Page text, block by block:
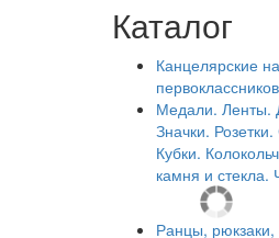
Каталог
Канцелярские
первоклассников
Медали. Ленты.
Значки. Розетки.
Кубки.
камня и стекла.
Ранцы, рюкзаки,